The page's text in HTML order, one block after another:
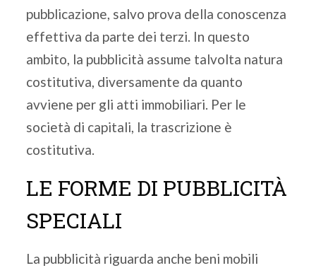
pubblicazione, salvo prova della conoscenza
effettiva da parte dei terzi. In questo
ambito, la pubblicità assume talvolta natura
costitutiva, diversamente da quanto
avviene per gli atti immobiliari. Per le
società di capitali, la trascrizione è
costitutiva.
LE FORME DI PUBBLICITÀ
SPECIALI
La pubblicità riguarda anche beni mobili